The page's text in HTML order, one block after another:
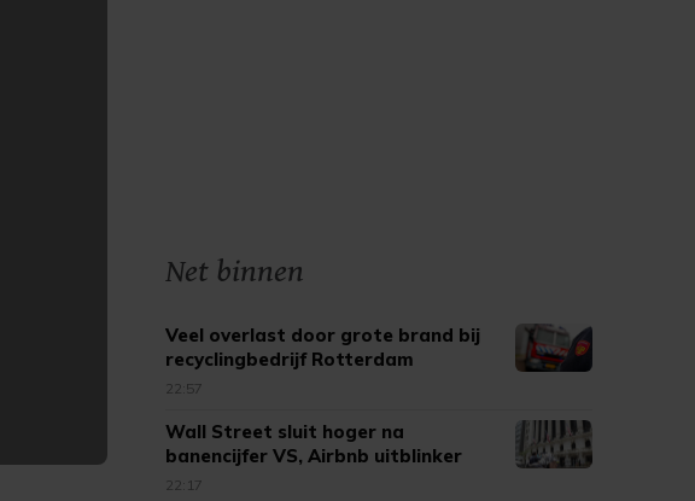
Net binnen
Veel overlast door grote brand bij
recyclingbedrijf Rotterdam
22:57
Wall Street sluit hoger na
banencijfer VS, Airbnb uitblinker
22:17